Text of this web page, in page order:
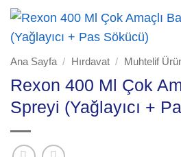
Ana Sayfa / Hırdavat / Muhtelif
Rexon 400 Ml Çok
Spreyi (Yağlayıcı +